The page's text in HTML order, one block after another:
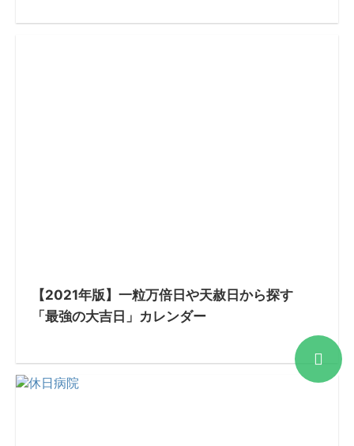
【2021年版】一粒万倍日や天赦日から探す
「最強の大吉日」カレンダー